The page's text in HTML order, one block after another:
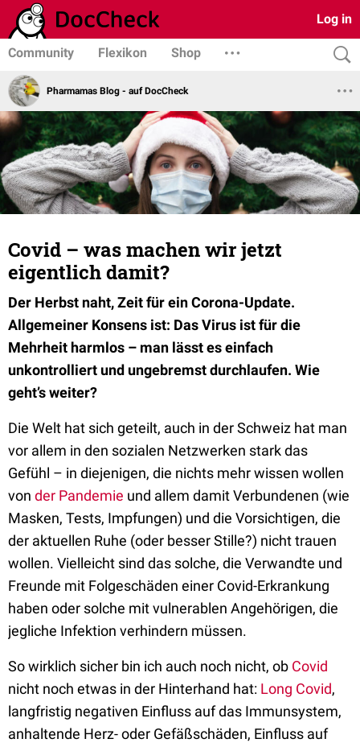
Log in
Community Flexikon Shop
Pharmamas Blog - auf DocCheck
Covid – was machen wir jetzt
eigentlich damit?
Der Herbst naht, Zeit für ein Corona-Update.
Allgemeiner Konsens ist: Das Virus ist für die
Mehrheit harmlos – man lässt es einfach
unkontrolliert und ungebremst durchlaufen. Wie
geht’s weiter?
Die Welt hat sich geteilt, auch in der Schweiz hat man
vor allem in den sozialen Netzwerken stark das
Gefühl – in diejenigen, die nichts mehr wissen wollen
von der Pandemie und allem damit Verbundenen (wie
Masken, Tests, Impfungen) und die Vorsichtigen, die
der aktuellen Ruhe (oder besser Stille?) nicht trauen
wollen. Vielleicht sind das solche, die Verwandte und
Freunde mit Folgeschäden einer Covid-Erkrankung
haben oder solche mit vulnerablen Angehörigen, die
jegliche Infektion verhindern müssen.
So wirklich sicher bin ich auch noch nicht, ob Covid
nicht noch etwas in der Hinterhand hat: Long Covid,
langfristig negativen Einfluss auf das Immunsystem,
anhaltende Herz- oder Gefäßschäden, Einfluss auf